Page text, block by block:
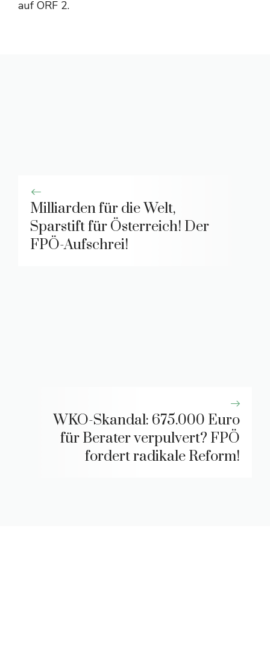
auf ORF 2.
Milliarden für die Welt,
Sparstift für Österreich! Der
FPÖ-Aufschrei!
WKO-Skandal: 675.000 Euro
für Berater verpulvert? FPÖ
fordert radikale Reform!